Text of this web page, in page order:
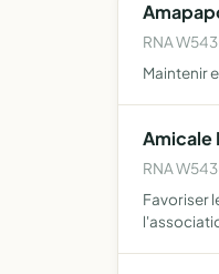
RNA
Maintenir
Amicale
RNA
Favoriser